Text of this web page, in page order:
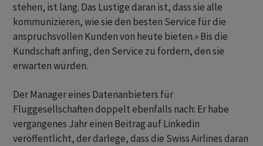
stehen, ist lang. Das Lustige daran ist, dass sie alle
kommunizieren, wie sie den besten Service für die
anspruchsvollen Kunden von heute bieten.» Bis die
Kundschaft anfing, den Service zu fordern, den sie
erwarten würden.
Der Manager eines Datenanbieters für
Fluggesellschaften doppelt ebenfalls nach: Er habe
vergangenes Jahr einen Beitrag auf Linkedin
veröffentlicht, der darlege, dass die Swiss Airlines daran